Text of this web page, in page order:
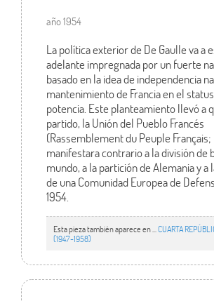
año 1954
La política exterior de De Gaulle va a
adelante impregnada por un fuerte
basado en la idea de independencia
mantenimiento de Francia en el
potencia. Este planteamiento llevó a
partido, la Unión del Pueblo Francés
(Rassemblement du Peuple Français;
manifestara contrario a la división de
mundo, a la partición de Alemania y a
de una Comunidad Europea de
1954.
Esta pieza también aparece en ... CUARTA
(1947-1958)